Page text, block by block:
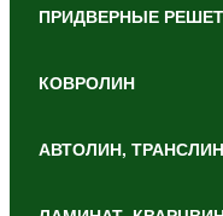
ПРИДВЕРНЫЕ
КОВРОЛИН
АВТОЛИН,